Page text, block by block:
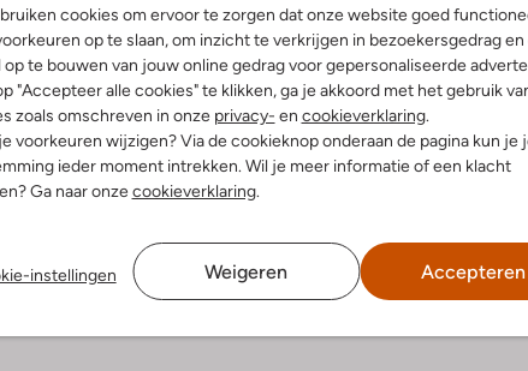
cookies om ervoor te zorgen dat onze website goed
op te slaan, om inzicht te verkrijgen in bezoekersgedrag en
op te bouwen van jouw online gedrag voor gepersonaliseerde
"Accepteer alle cookies" te klikken, ga je akkoord met het gebruik
zoals omschreven in onze privacy- en cookieverklaring.
voorkeuren wijzigen? Via de cookieknop onderaan de pagina kun je
ieder moment intrekken. Wil je meer informatie of een klacht
Ga naar onzecookieverklaring.
instellingen Weigeren Accepteren
Product informatie